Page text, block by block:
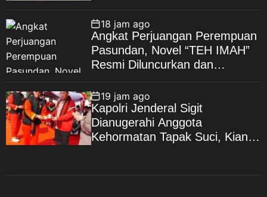
18 jam ago
Angkat Perjuangan Perempuan
Pasundan, Novel “TEH IMAH”
Resmi Diluncurkan dan
Lebar
19 jam ago
Kapolri Jenderal Sigit
Dianugerahi Anggota
Kehormatan Tapak Suci, Kian